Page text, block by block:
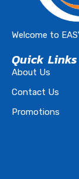
Welcome to
Quick Links
About Us
Contact Us
Promotions